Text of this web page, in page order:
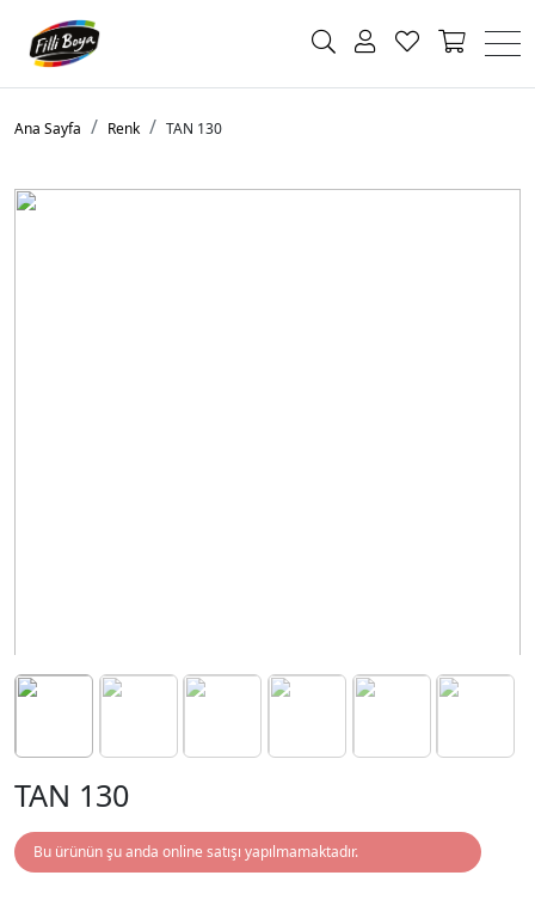
Ana Sayfa Renk TAN 130
TAN 130
Bu ürünün şu anda online satışı yapılmamaktadır.